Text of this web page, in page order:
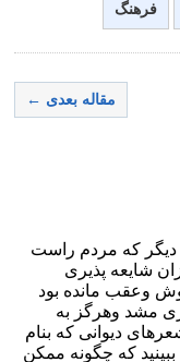
فرهنگ
مقاله بعدی ←